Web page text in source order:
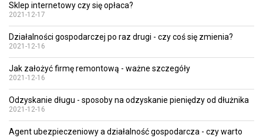
Sklep internetowy czy się opłaca?
2021-12-17
Działalności gospodarczej po raz drugi - czy coś się zmienia?
2021-12-16
Jak założyć firmę remontową - ważne szczegóły
2021-12-16
Odzyskanie długu - sposoby na odzyskanie pieniędzy od dłużnika
2021-12-16
Agent ubezpieczeniowy a działalność gospodarcza - czy warto